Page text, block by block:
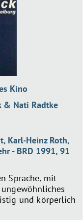
Kino
& Nati Radtke
Karl-Heinz Roth,
- BRD 1991, 91
Sprache, mit
und körperlich